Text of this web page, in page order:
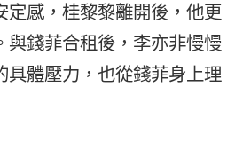
定感，桂黎黎離開後，他更
與錢菲合租後，李亦非慢慢
具體壓力，也從錢菲身上理